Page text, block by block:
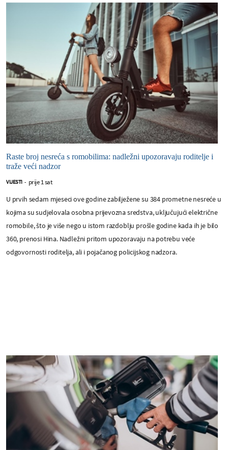
Raste broj nesreća s romobilima: nadležni upozoravaju roditelje i
traže veći nadzor
VIJESTI - prije 1 sat
U prvih sedam mjeseci ove godine zabilježene su 384 prometne nesreće u
kojima su sudjelovala osobna prijevozna sredstva, uključujući električne
romobile, što je više nego u istom razdoblju prošle godine kada ih je bilo
360, prenosi Hina. Nadležni pritom upozoravaju na potrebu veće
odgovornosti roditelja, ali i pojačanog policijskog nadzora.